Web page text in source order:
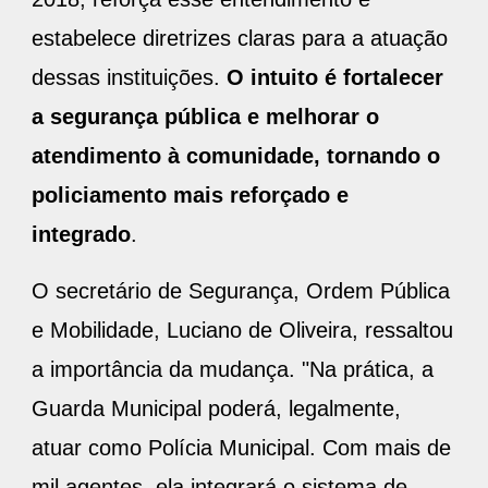
estabelece diretrizes claras para a atuação
dessas instituições. O intuito é fortalecer
a segurança pública e melhorar o
atendimento à comunidade, tornando o
policiamento mais reforçado e
integrado.
O secretário de Segurança, Ordem Pública
e Mobilidade, Luciano de Oliveira, ressaltou
a importância da mudança. "Na prática, a
Guarda Municipal poderá, legalmente,
atuar como Polícia Municipal. Com mais de